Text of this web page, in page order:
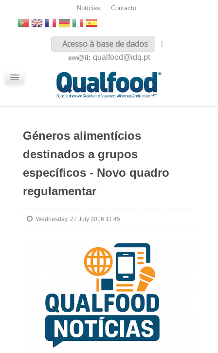
Notícias Contacto
Acesso à base de dados
|
em@il: qualfood@idq.pt
Géneros alimentícios
destinados a grupos
específicos - Novo quadro
regulamentar
Wednesday, 27 July 2016 11:45